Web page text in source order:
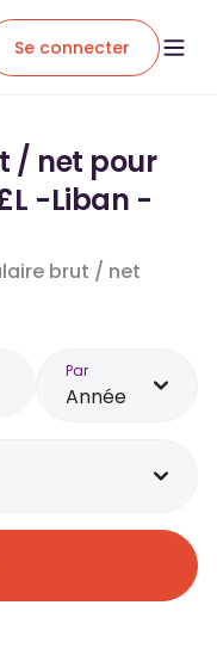
Se connecter
/ net pour
-Liban -
brut / net
Par
Année